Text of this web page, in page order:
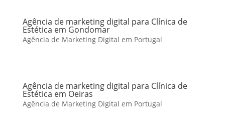
Agência de marketing digital para Clínica de
Estética em Gondomar
Agência de Marketing Digital em Portugal
Agência de marketing digital para Clínica de
Estética em Oeiras
Agência de Marketing Digital em Portugal